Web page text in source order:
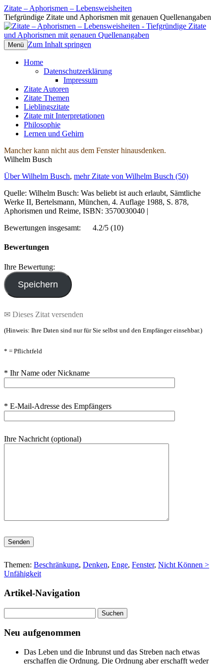
Zitate – Aphorismen – Lebensweisheiten
Tiefgründige Zitate und Aphorismen mit genauen Quellenangaben
Menü Zum Inhalt springen
Home
Datenschutzerklärung
Impressum
Zitate Autoren
Zitate Themen
Lieblingszitate
Zitate mit Interpretationen
Philosophie
Lernen und Gehirn
Mancher kann nicht aus dem Fenster hinausdenken.
Wilhelm Busch
Über Wilhelm Busch, mehr Zitate von Wilhelm Busch (50)
Quelle: Wilhelm Busch: Was beliebt ist auch erlaubt, Sämtliche
Werke II, Bertelsmann, München, 4. Auflage 1988, S. 878,
Aphorismen und Reime, ISBN: 3570030040 |
Bewertungen insgesamt:
4.2/5 (10)
Bewertungen
Ihre Bewertung:
✉ Dieses Zitat versenden
(Hinweis: Ihre Daten sind nur für Sie selbst und den Empfänger einsehbar.)
* = Pflichtfeld
* Ihr Name oder Nickname
* E-Mail-Adresse des Empfängers
Ihre Nachricht (optional)
Bitte lasse dieses Feld leer.
Themen: Beschränkung, Denken, Enge, Fenster, Nicht Können >
Unfähigkeit
Artikel-Navigation
nach:
Neu aufgenommen
Das Leben und die Inbrunst und das Streben nach etwas
erschaffen die Ordnung. Die Ordnung aber erschafft weder